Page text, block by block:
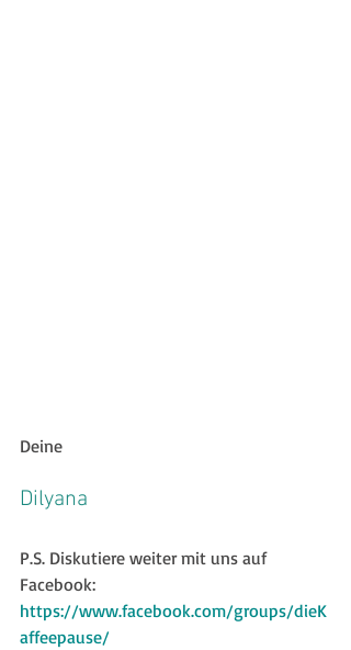
Deine
Dilyana
P.S. Diskutiere weiter mit uns auf
Facebook:
https://www.facebook.com/groups/dieK
affeepause/